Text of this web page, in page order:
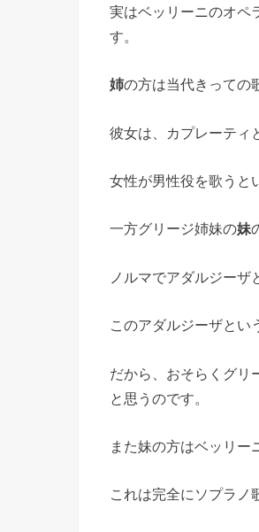
実はベッリーニのオペ
す。
姉の方は当代きっての
彼女は、カプレーティ
女性が男性役を歌うと
一方グリージ姉妹の妹
ノルマでアダルジーザ
このアダルジーザとい
だから、おそらくグリ
と思うのです。
また妹の方はベッリー
これは完全にソプラノ